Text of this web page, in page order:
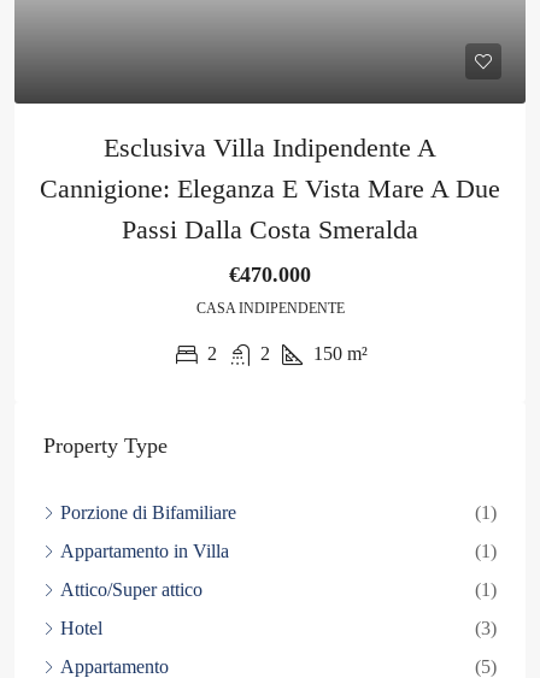
Esclusiva Villa Indipendente A
Cannigione: Eleganza E Vista Mare A Due
Passi Dalla Costa Smeralda
€470.000
CASA INDIPENDENTE
2 2 150 m²
Property Type
Porzione di Bifamiliare
(1)
Appartamento in Villa
(1)
Attico/Super attico
(1)
Hotel
(3)
Appartamento
(5)